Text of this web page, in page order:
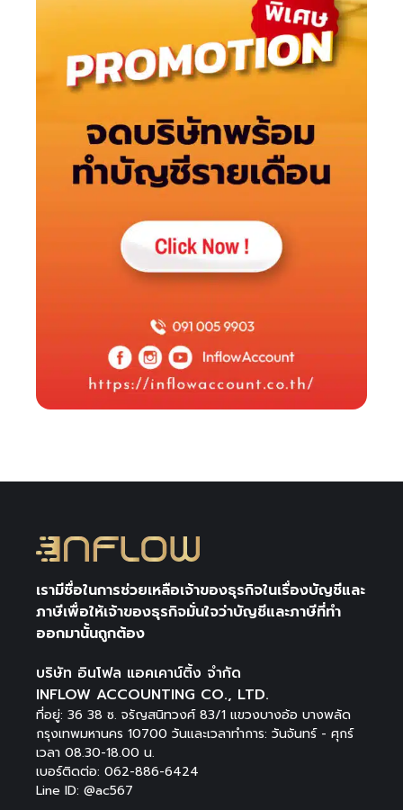
เรามีชื่อในการช่วยเหลือเจ้าของธุรกิจในเรื่องบัญชีและ
ภาษีเพื่อให้เจ้าของธุรกิจมั่นใจว่าบัญชีและภาษีที่ทำ
ออกมานั้นถูกต้อง
บริษัท อินโฟล แอคเคาน์ติ้ง จำกัด
INFLOW ACCOUNTING CO., LTD.
ที่อยู่: 36 38 ซ. จรัญสนิทวงศ์ 83/1 แขวงบางอ้อ บางพลัด
กรุงเทพมหานคร 10700 วันและเวลาทำการ: วันจันทร์ - ศุกร์
เวลา 08.30-18.00 น.
เบอร์ติดต่อ: 062-886-6424
Line ID: @ac567